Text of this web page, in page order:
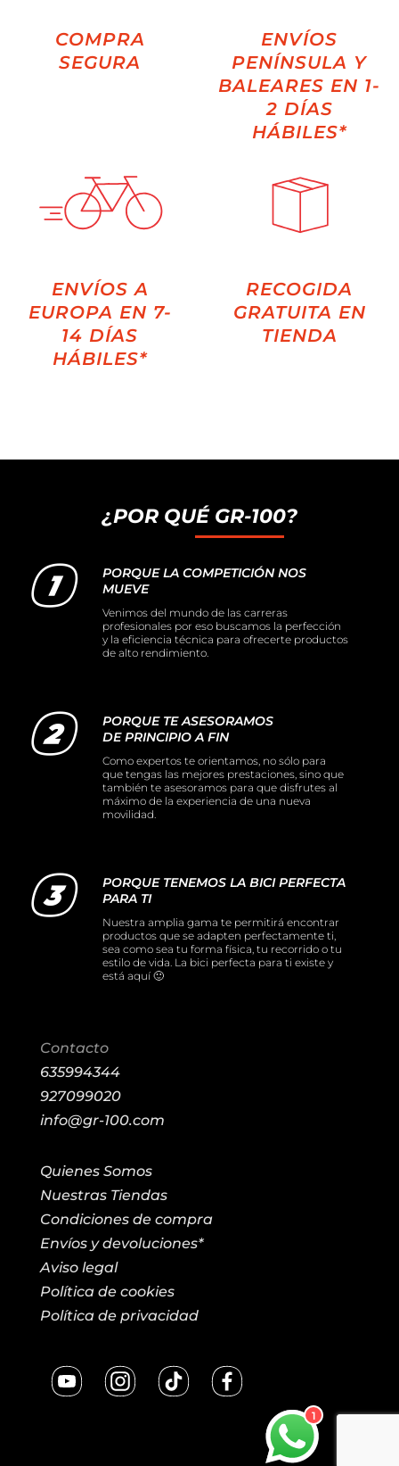
COMPRA
SEGURA
ENVÍOS
PENÍNSULA Y
BALEARES EN 1-
2 DÍAS
HÁBILES*
ENVÍOS A
EUROPA EN 7-
14 DÍAS
HÁBILES*
RECOGIDA
GRATUITA EN
TIENDA
¿POR QUÉ GR-100?
PORQUE LA COMPETICIÓN NOS
MUEVE
Venimos del mundo de las carreras
profesionales por eso buscamos la perfección
y la eficiencia técnica para ofrecerte productos
de alto rendimiento.
PORQUE TE ASESORAMOS
DE PRINCIPIO A FIN
Como expertos te orientamos, no sólo para
que tengas las mejores prestaciones, sino que
también te asesoramos para que disfrutes al
máximo de la experiencia de una nueva
movilidad.
PORQUE TENEMOS LA BICI PERFECTA
PARA TI
Nuestra amplia gama te permitirá encontrar
productos que se adapten perfectamente ti,
sea como sea tu forma física, tu recorrido o tu
estilo de vida. La bici perfecta para ti existe y
está aquí 🙂
Contacto
635994344
927099020
info@gr-100.com
Quienes Somos
Nuestras Tiendas
Condiciones de compra
Envíos y devoluciones*
Aviso legal
Política de cookies
Política de privacidad
1